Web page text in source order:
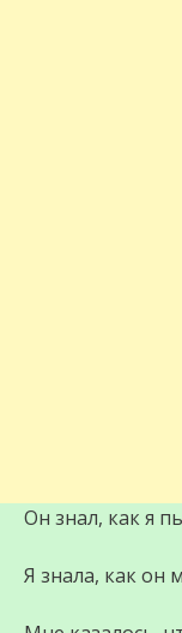
Он знал, как я
Я знала, как он